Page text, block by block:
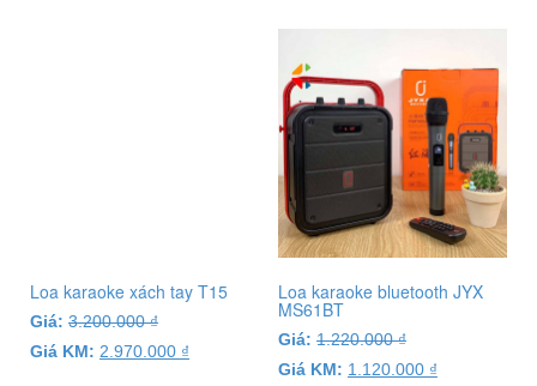
Loa karaoke xách tay T15
Giá: 3.200.000₫
Giá KM: 2.970.000 ₫
Loa karaoke bluetooth JYX
MS61BT
Giá: 1.220.000₫
Giá KM: 1.120.000 ₫